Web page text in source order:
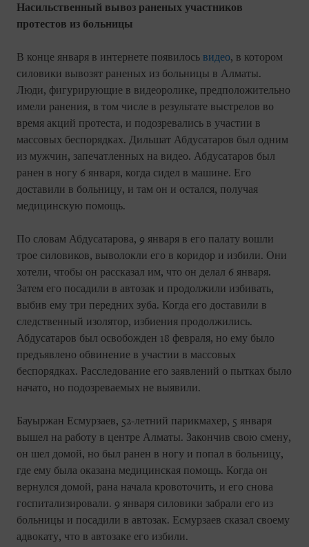
Насильственный вывоз раненых участников
протестов из больницы
В конце января в интернете появилось видео, в котором
силовики вывозят раненых из больницы в Алматы.
Люди, фигурирующие в видеоролике, предположительно
имели ранения, в том числе в результате выстрелов во
время акций протеста, и подозревались в участии в
массовых беспорядках. Дильшат Абдусатаров был одним
из мужчин, запечатленных на видео. Абдусатаров был
ранен в ногу 6 января, когда сидел в машине. Его
доставили в больницу, и там он и остался, получая
медицинскую помощь.
По словам Абдусатарова, 9 января в его палату вошли
трое силовиков, выволокли его в коридор и избили. Они
хотели, чтобы он рассказал им, что он делал 6 января.
Затем его посадили в автозак и продолжили избивать,
выбив ему три передних зуба. Когда его доставили в
следственный изолятор, избиения продолжились.
Абдусатаров был освобожден 18 февраля, но ему было
предъявлено обвинение в участии в массовых
беспорядках. Расследование его заявлений о пытках было
начато, но подозреваемых не выявили.
Бауыржан Есмурзаев, 52-летний парикмахер, 5 января
вышел на работу в центре Алматы. Закончив свою смену,
он шел домой, но был ранен в ногу и попал в больницу,
где ему была оказана медицинская помощь. Когда он
вернулся домой, рана начала кровоточить, и его снова
госпитализировали. 9 января силовики забрали его из
больницы и посадили в автозак. Есмурзаев сказал своему
адвокату, что в автозаке его избили.